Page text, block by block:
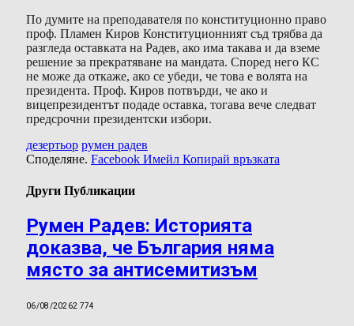
По думите на преподавателя по конституционно право
проф. Пламен Киров Конституционният съд трябва да
разгледа оставката на Радев, ако има такава и да вземе
решение за прекратяване на мандата. Според него КС
не може да откаже, ако се убеди, че това е волята на
президента. Проф. Киров потвърди, че ако и
вицепрезидентът подаде оставка, тогава вече следват
предсрочни президентски избори.
дезертьор румен радев
Споделяне. Facebook Имейл Копирай връзката
Други Публикации
Румен Радев: Историята
доказва, че България няма
място за антисемитизъм
06/08/20262 774